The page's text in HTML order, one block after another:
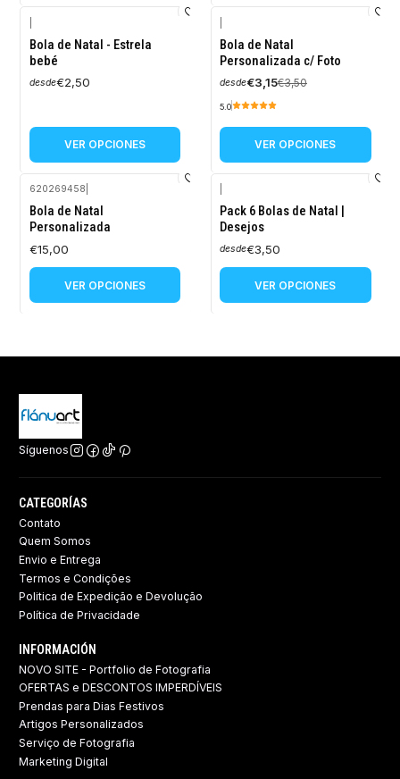
Bola de Natal - Estrela
bebé
desde€2,50
VER OPCIONES
-10%
OFF
Bola de Natal
Personalizada c/ Foto
desde€3,15€3,50
5.0
VER OPCIONES
620269458
Bola de Natal
Personalizada
€15,00
VER OPCIONES
Pack 6 Bolas de Natal |
Desejos
desde€3,50
VER OPCIONES
Síguenos
CATEGORÍAS
Contato
Quem Somos
Envio e Entrega
Termos e Condições
Politica de Expedição e Devolução ​
Política de Privacidade
INFORMACIÓN
NOVO SITE - Portfolio de Fotografia
OFERTAS e DESCONTOS IMPERDÍVEIS
Prendas para Dias Festivos
Artigos Personalizados
Serviço de Fotografia
Marketing Digital